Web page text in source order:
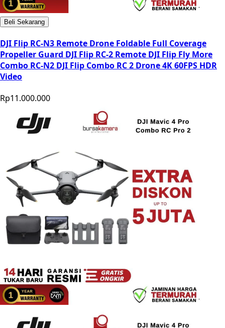
Beli Sekarang
DJI Flip RC-N3 Remote Drone Foldable Full Coverage
Propeller Guard DJI Flip RC-2 Remote DJI Flip Fly More
Combo RC-N2 DJI Flip Combo RC 2 Drone 4K 60FPS HDR
Video
Rp11.000.000